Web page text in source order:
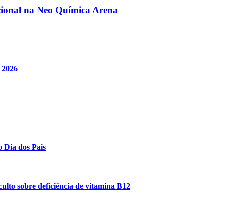
na Neo Química Arena
Dia dos Pais
sobre deficiência de vitamina B12